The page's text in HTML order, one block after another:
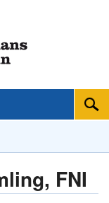
Sök
FNI